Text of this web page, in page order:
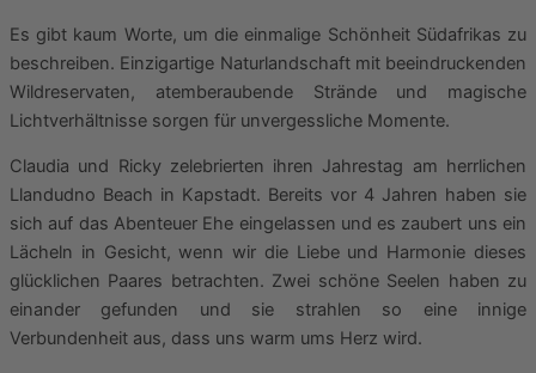
Es gibt kaum Worte, um die einmalige Schönheit Südafrikas zu
beschreiben. Einzigartige Naturlandschaft mit beeindruckenden
Wildreservaten, atemberaubende Strände und magische
Lichtverhältnisse sorgen für unvergessliche Momente.
Claudia und Ricky zelebrierten ihren Jahrestag am herrlichen
Llandudno Beach in Kapstadt. Bereits vor 4 Jahren haben sie
sich auf das Abenteuer Ehe eingelassen und es zaubert uns ein
Lächeln in Gesicht, wenn wir die Liebe und Harmonie dieses
glücklichen Paares betrachten. Zwei schöne Seelen haben zu
einander gefunden und sie strahlen so eine innige
Verbundenheit aus, dass uns warm ums Herz wird.